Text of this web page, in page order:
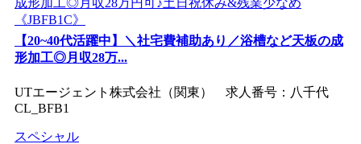
【20~40代活躍中】＼社宅費補助あり／浴槽など天板の成
形加工◎月収28万...
UTエージェント株式会社（関東） 求人番号：八千代
CL_BFB1
スペシャル